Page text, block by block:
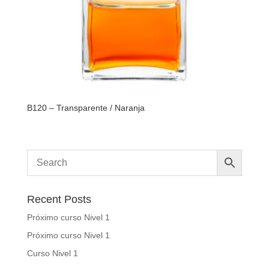
B120 – Transparente / Naranja
Recent Posts
Próximo curso Nivel 1
Próximo curso Nivel 1
Curso Nivel 1